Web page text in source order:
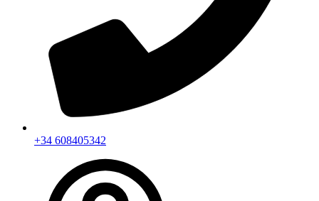
+34 608405342